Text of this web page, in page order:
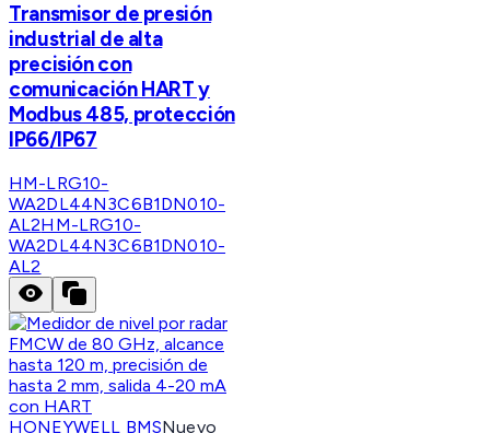
Transmisor de presión
industrial de alta
precisión con
comunicación HART y
Modbus 485, protección
IP66/IP67
HM-LRG10-
WA2DL44N3C6B1DN010-
AL2HM-LRG10-
WA2DL44N3C6B1DN010-
AL2
HONEYWELL BMSNuevo